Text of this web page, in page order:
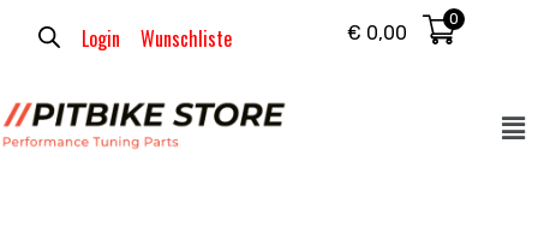
Login Wunschliste € 0,00
0